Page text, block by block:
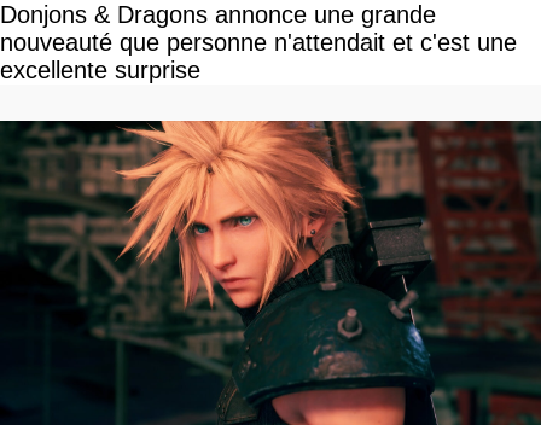
Donjons & Dragons annonce une grande
nouveauté que personne n'attendait et c'est une
excellente surprise